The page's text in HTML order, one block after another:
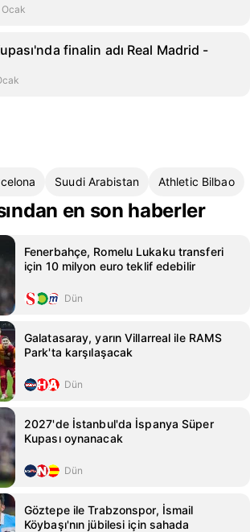
Ocak
finalin adı Real Madrid -
Suudi Arabistan Athletic Bilbao
en son haberler
Fenerbahçe, Romelu Lukaku transferi
için 10 milyon euro teklif edebilir
Dün
Galatasaray, yarın Villarreal ile RAMS
Park'ta karşılaşacak
Dün
2027'de İstanbul'da İspanya Süper
Kupası oynanacak
Dün
Göztepe ile Trabzonspor, İsmail
Köybaşı'nın jübilesi için sahada